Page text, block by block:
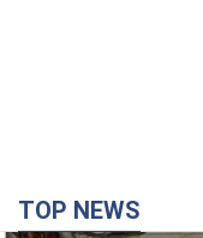
TOP NEWS